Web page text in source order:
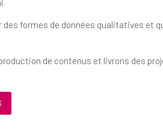
des formes de données qualitatives et
de contenus et livrons des